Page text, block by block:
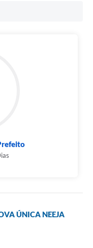
ÚNICA NEEJA